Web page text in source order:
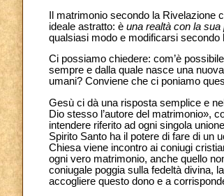
Il matrimonio secondo la Rivelazione
ideale astratto: è una realtà con la
qualsiasi modo e modificarsi secondo
Ci possiamo chiedere: com’è
sempre e dalla quale nasce una
umani? Conviene che ci poniamo
Gesù ci dà una risposta semplice e
Dio stesso l’autore del matrimonio»,
intendere riferito ad ogni singola
Spirito Santo ha il potere di fare di un
Chiesa viene incontro ai coniugi
ogni vero matrimonio, anche quello
coniugale poggia sulla fedeltà divina,
accogliere questo dono e a